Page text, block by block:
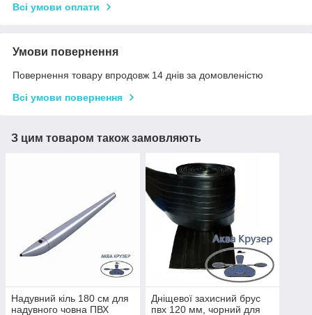
Всі умови оплати
Умови повернення
Повернення товару впродовж 14 днів за домовленістю
Всі умови повернення
З цим товаром також замовляють
Надувний кіль 180 см для
надувного човна ПВХ
Дніщевої захисний брус
пвх 120 мм, чорний для